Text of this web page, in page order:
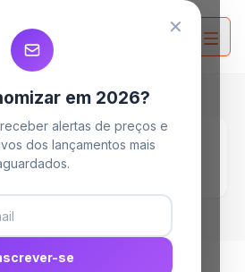
Blog
Sabão Líquido para Roupas
(Omo, Ariel e mais)
✕
em 2026?
alertas de preços e
dos lançamentos mais
se